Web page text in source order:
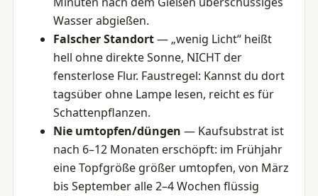
Wasser abgießen.
Falscher Standort— „wenig Licht“ heißt
hell ohne direkte Sonne, NICHT der
fensterlose Flur. Faustregel: Kannst du dort
tagsüber ohne Lampe lesen, reicht es für
Schattenpflanzen.
Nie umtopfen/düngen — Kaufsubstrat ist
nach 6–12 Monaten erschöpft: im Frühjahr
eine Topfgröße größer umtopfen, von März
bis September alle 2–4 Wochen flüssig